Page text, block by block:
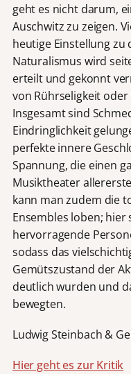
geht es nicht darum,
Auschwitz zu zeigen.
heutige Einstellung zu
Naturalismus wird
erteilt und gekonnt
von Rührseligkeit
Insgesamt sind
Eindringlichkeit
perfekte innere
Spannung, die einen
Musiktheater
kann man zudem die
Ensembles loben;
hervorragende
sodass das
Gemütszustand der
deutlich wurden und
bewegten.
Ludwig Steinbach &
Hier geht es zur Kritik